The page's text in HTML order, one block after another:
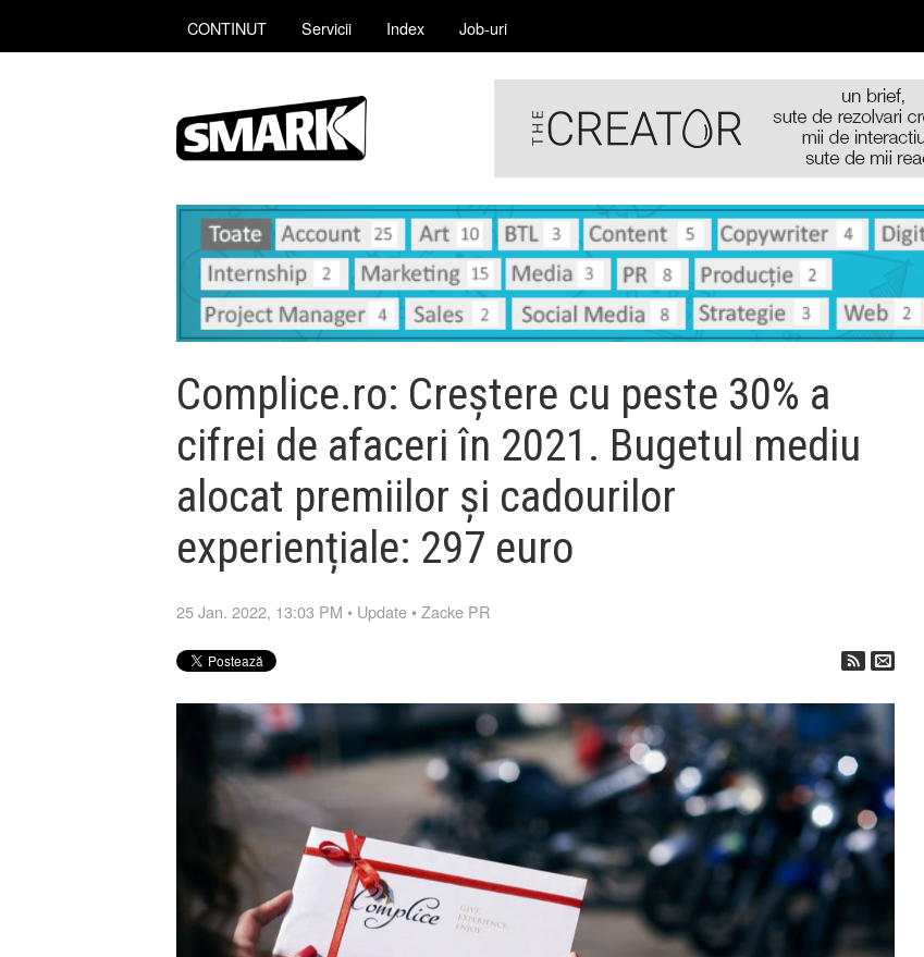
CONTINUT Servicii Index Job-uri
Complice.ro: Creștere cu peste 30% a
cifrei de afaceri în 2021. Bugetul mediu
alocat premiilor și cadourilor
experiențiale: 297 euro
25 Jan. 2022, 13:03 PM • Update •Zacke PR